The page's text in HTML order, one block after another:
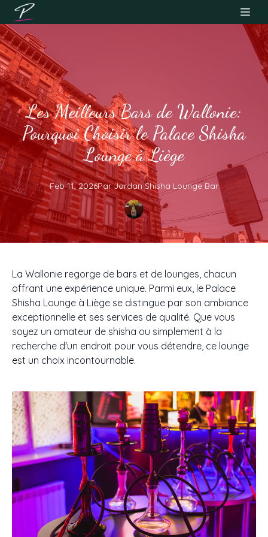
Les Meilleurs Bars de Wallonie:
Pourquoi Choisir le Palace Shisha
Lounge à Liège
Feb 11, 2026Par Jordan Shisha Lounge Bar
La Wallonie regorge de bars et de lounges, chacun
offrant une expérience unique. Parmi eux, le Palace
Shisha Lounge à Liège se distingue par son ambiance
exceptionnelle et ses services de qualité. Que vous
soyez un amateur de shisha ou simplement à la
recherche d'un endroit pour vous détendre, ce lounge
est un choix incontournable.